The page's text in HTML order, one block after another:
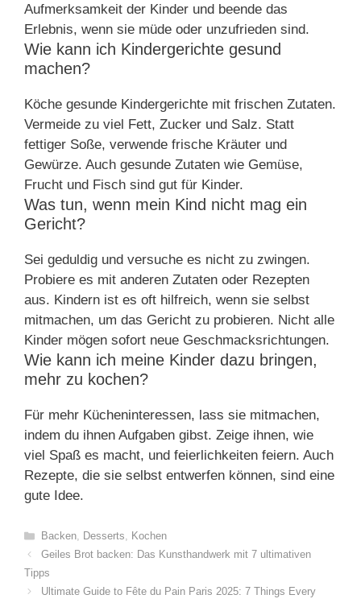
Aufmerksamkeit der Kinder und beende das
Erlebnis, wenn sie müde oder unzufrieden sind.
Wie kann ich Kindergerichte gesund
machen?
Köche gesunde Kindergerichte mit frischen Zutaten.
Vermeide zu viel Fett, Zucker und Salz. Statt
fettiger Soße, verwende frische Kräuter und
Gewürze. Auch gesunde Zutaten wie Gemüse,
Frucht und Fisch sind gut für Kinder.
Was tun, wenn mein Kind nicht mag ein
Gericht?
Sei geduldig und versuche es nicht zu zwingen.
Probiere es mit anderen Zutaten oder Rezepten
aus. Kindern ist es oft hilfreich, wenn sie selbst
mitmachen, um das Gericht zu probieren. Nicht alle
Kinder mögen sofort neue Geschmacksrichtungen.
Wie kann ich meine Kinder dazu bringen,
mehr zu kochen?
Für mehr Kücheninteressen, lass sie mitmachen,
indem du ihnen Aufgaben gibst. Zeige ihnen, wie
viel Spaß es macht, und feierlichkeiten feiern. Auch
Rezepte, die sie selbst entwerfen können, sind eine
gute Idee.
Categories
Backen, Desserts, Kochen
Geiles Brot backen: Das Kunsthandwerk mit 7 ultimativen
Tipps
Ultimate Guide to Fête du Pain Paris 2025: 7 Things Every